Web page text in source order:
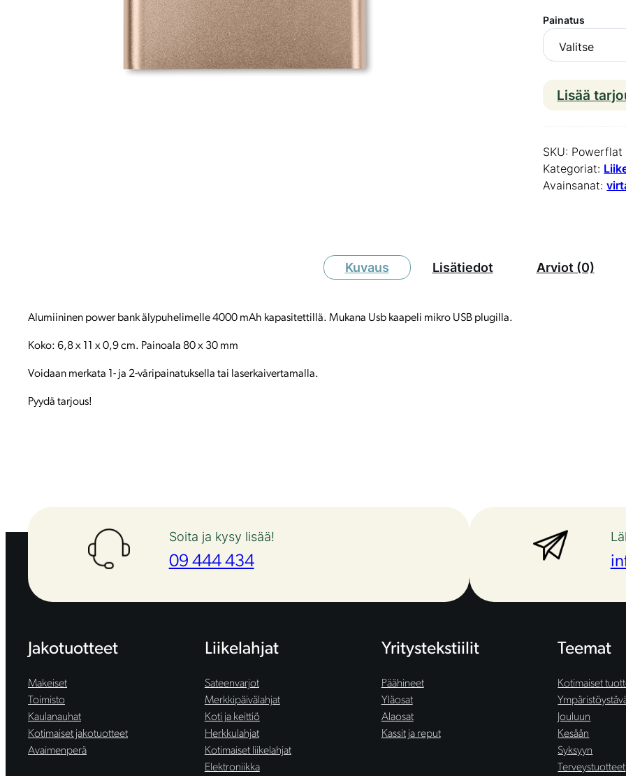
Painatus
Lisää
SKU: Powerflat
Kategoriat:
Avainsanat:
Kuvaus Lisätiedot Arviot (0)
Alumiininen power bank älypuhelimelle 4000 mAh kapasitettillä. Mukana Usb kaapeli mikro USB plugilla.
Koko: 6,8 x 11 x 0,9 cm. Painoala 80 x 30 mm
Voidaan merkata 1- ja 2-väripainatuksella tai laserkaivertamalla.
Pyydä tarjous!
Soita ja kysy lisää!
09 444 434
Jakotuotteet
Makeiset
Toimisto
Kaulanauhat
Kotimaiset jakotuotteet
Avaimenperä
Liikelahjat
Sateenvarjot
Merkkipäivälahjat
Koti ja keittiö
Herkkulahjat
Kotimaiset liikelahjat
Elektroniikka
Yritystekstiilit
Päähineet
Yläosat
Alaosat
Kassit ja reput
Teemat
Kotimaiset
Jouluun
Kesään
Syksyyn
Terveystuotteet